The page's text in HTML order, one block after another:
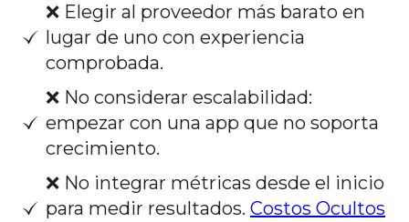
❌ Elegir al proveedor más barato en
lugar de uno con experiencia
comprobada.
❌ No considerar escalabilidad:
empezar con una app que no soporta
crecimiento.
❌ No integrar métricas desde el inicio
para medir resultados. Costos Ocultos